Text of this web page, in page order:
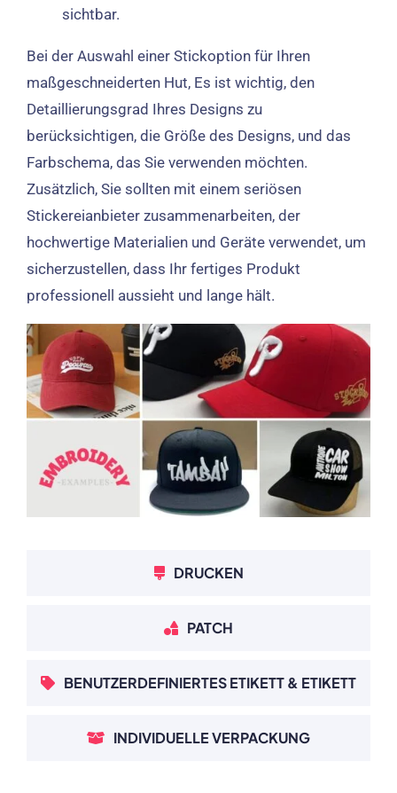
sichtbar.
Bei der Auswahl einer Stickoption für Ihren
maßgeschneiderten Hut, Es ist wichtig, den
Detaillierungsgrad Ihres Designs zu
berücksichtigen, die Größe des Designs, und das
Farbschema, das Sie verwenden möchten.
Zusätzlich, Sie sollten mit einem seriösen
Stickereianbieter zusammenarbeiten, der
hochwertige Materialien und Geräte verwendet, um
sicherzustellen, dass Ihr fertiges Produkt
professionell aussieht und lange hält.
DRUCKEN
PATCH
BENUTZERDEFINIERTES ETIKETT & ETIKETT
INDIVIDUELLE VERPACKUNG